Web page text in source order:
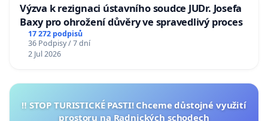
Výzva k rezignaci ústavního soudce JUDr. Josefa
Baxy pro ohrožení důvěry ve spravedlivý proces
17 272 podpisů
36 Podpisy / 7 dní
2 Jul 2026
‼️ STOP TURISTICKÉ PASTI! Chceme důstojné využití
prostoru na Radnických schodech